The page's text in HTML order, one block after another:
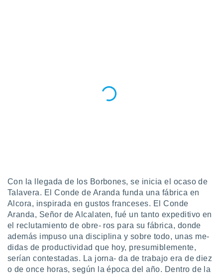
Con la llegada de los Borbones, se inicia el ocaso de
Talavera. El Conde de Aranda funda una fábrica en
Alcora, inspirada en gustos franceses. El Conde
Aranda, Señor de Alcalaten, fué un tanto expeditivo en
el reclutamiento de obre- ros para su fábrica, donde
además impuso una disciplina y sobre todo, unas me-
didas de productividad que hoy, presumiblemente,
serían contestadas. La jorna- da de trabajo era de diez
o de once horas, según la época del año. Dentro de la